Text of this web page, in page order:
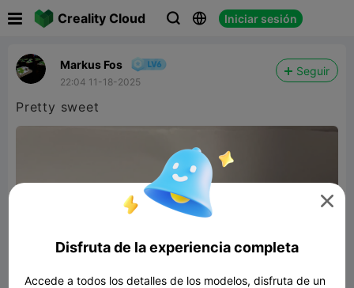
Creality Cloud   Iniciar sesión
Markus Fos
22:04 11-18-2025
Seguir
Pretty sweet

Disfruta de la experiencia completa
Accede a todos los detalles de los modelos, disfruta de un